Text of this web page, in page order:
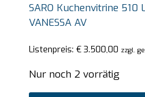
SARO Kuchenvitrine
VANESSA AV
Listenpreis: €3.500,00 zzgl.
Nur noch 2 vorrätig